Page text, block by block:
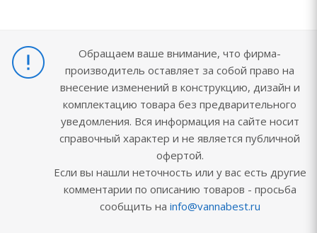
Обращаем ваше внимание, что фирма-
производитель оставляет за собой право на
внесение изменений в конструкцию, дизайн и
комплектацию товара без предварительного
уведомления. Вся информация на сайте носит
справочный характер и не является публичной
офертой.
Если вы нашли неточность или у вас есть другие
комментарии по описанию товаров - просьба
сообщить на info@vannabest.ru